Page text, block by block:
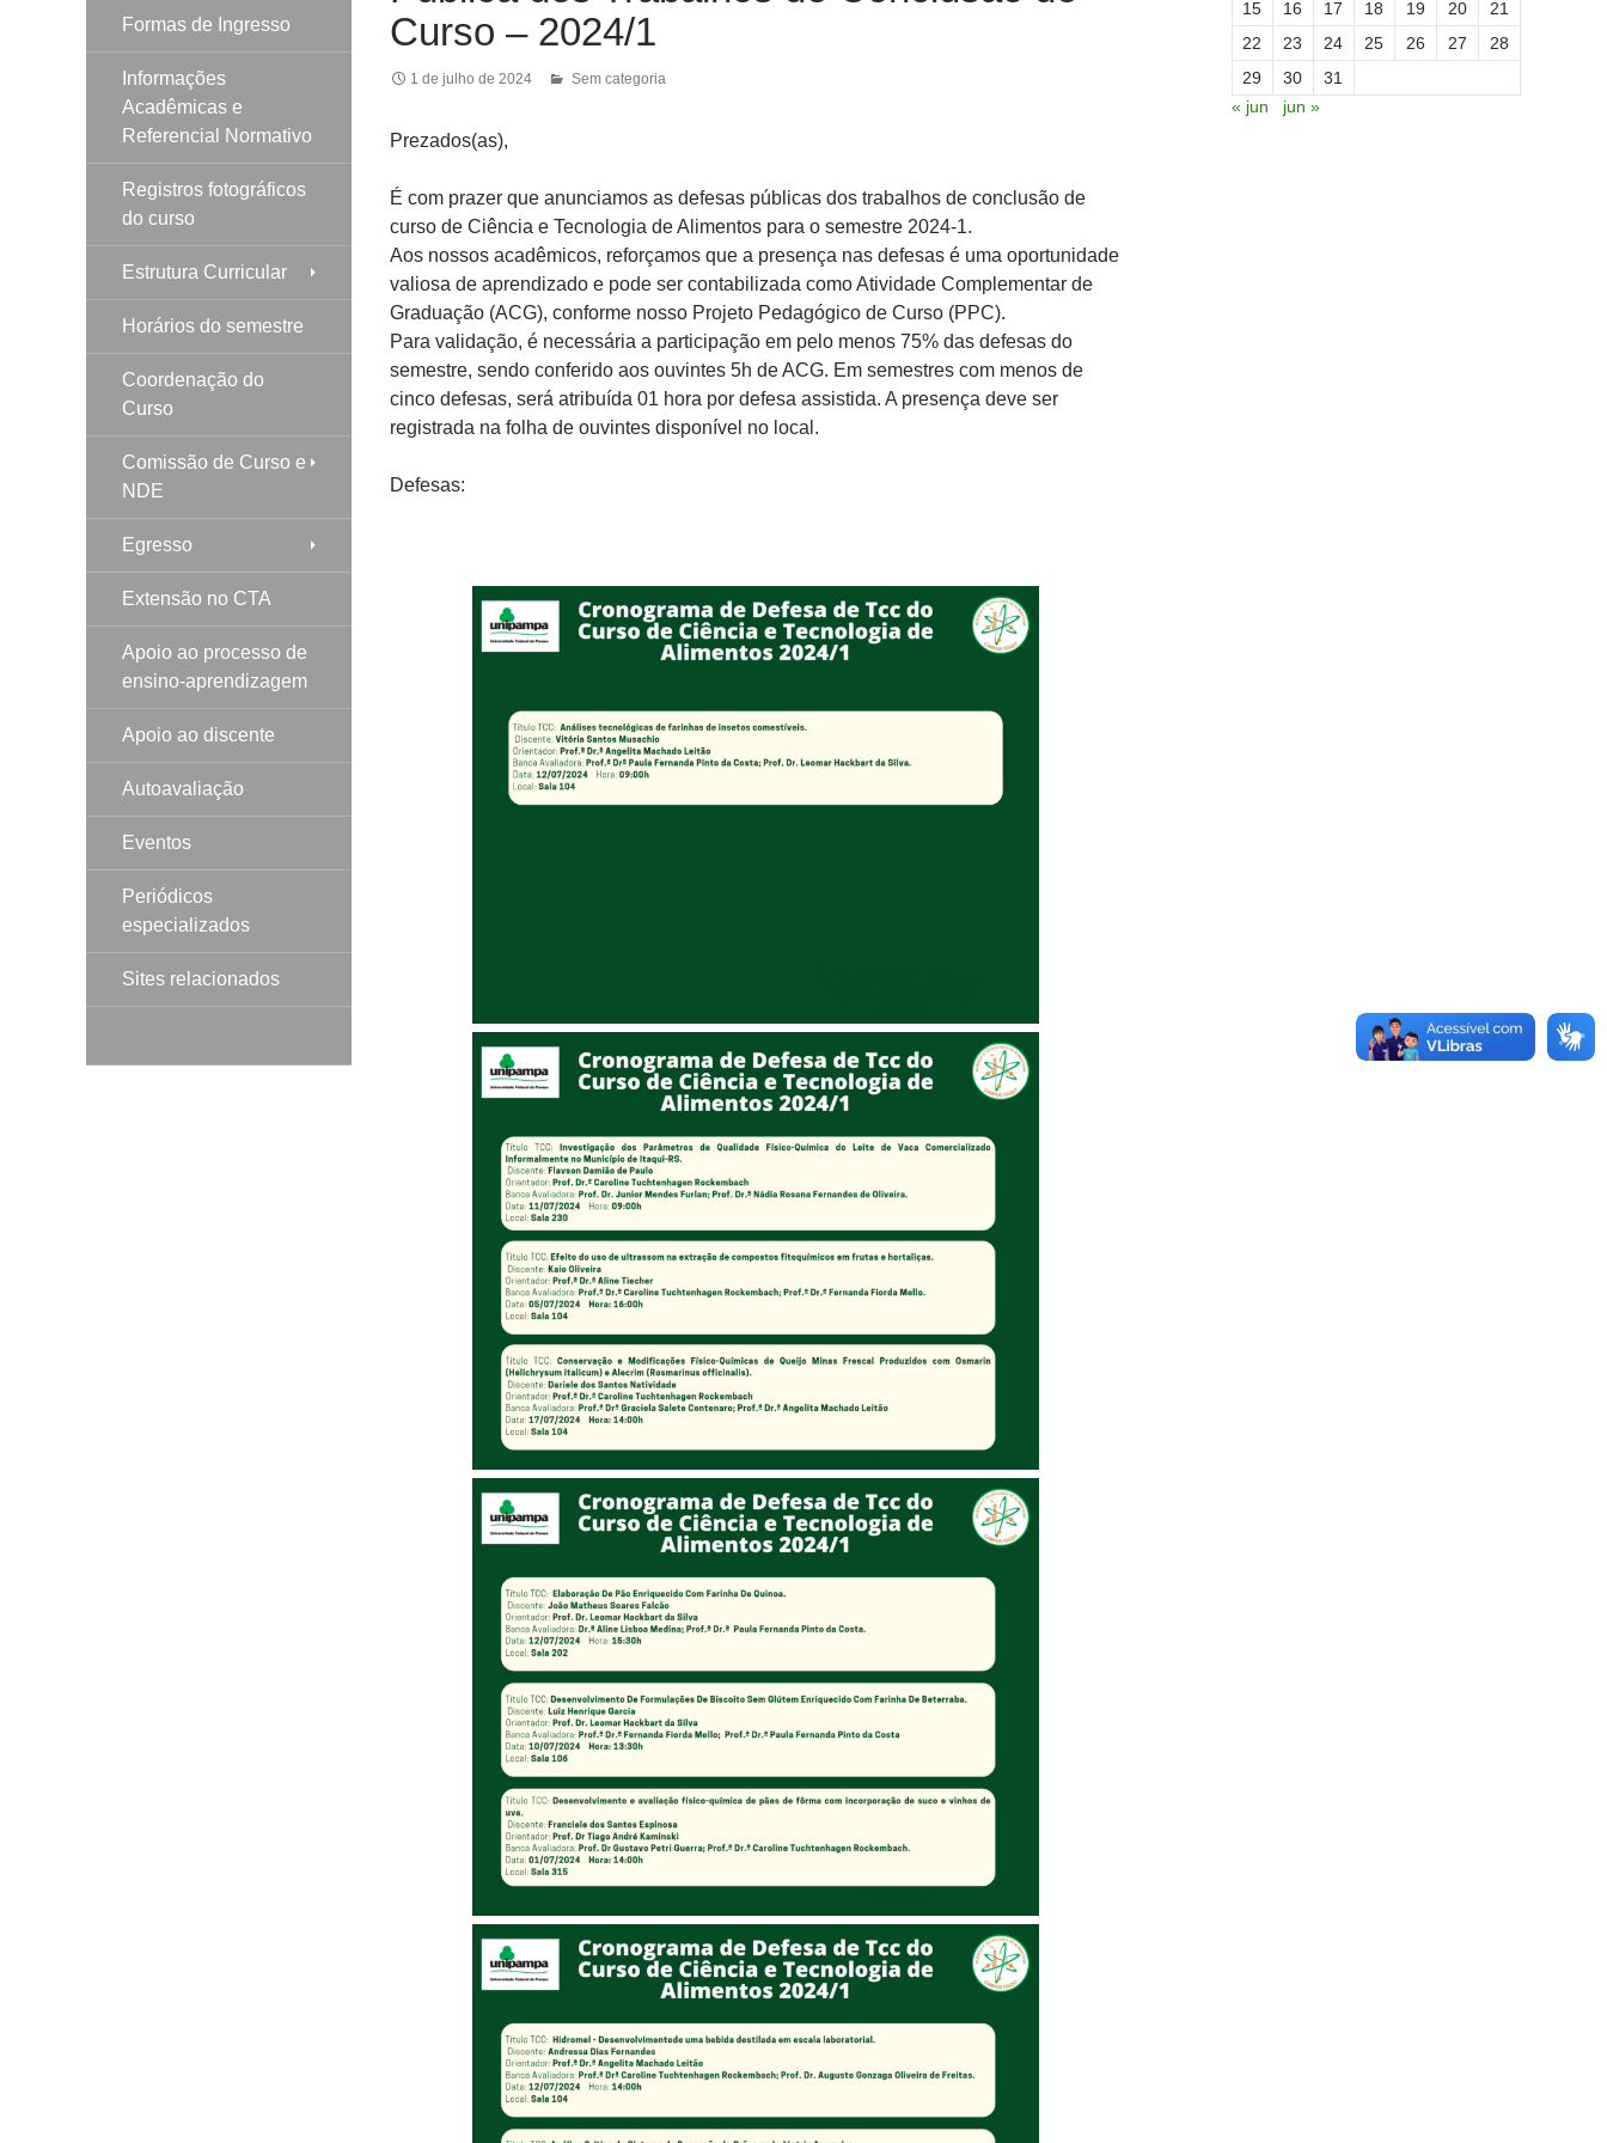
Curso – 2024/1
1 de julho de 2024 Sem categoria
Prezados(as),
É com prazer que anunciamos as defesas públicas dos trabalhos de conclusão de
curso de Ciência e Tecnologia de Alimentos para o semestre 2024-1.
Aos nossos acadêmicos, reforçamos que a presença nas defesas é uma oportunidade
valiosa de aprendizado e pode ser contabilizada como Atividade Complementar de
Graduação (ACG), conforme nosso Projeto Pedagógico de Curso (PPC).
Para validação, é necessária a participação em pelo menos 75% das defesas do
semestre, sendo conferido aos ouvintes 5h de ACG. Em semestres com menos de
cinco defesas, será atribuída 01 hora por defesa assistida. A presença deve ser
registrada na folha de ouvintes disponível no local.
Defesas:
15
16 17 18 19 20
21
22
23 24 25 26 27
28
29
30
31
« jun
jun »
Formas de Ingresso
Informações
Acadêmicas e
Referencial Normativo
Registros fotográficos
do curso
Estrutura Curricular
Horários do semestre
Coordenação do
Curso
Comissão de Curso e
NDE
Egresso
Extensão no CTA
Apoio ao processo de
ensino-aprendizagem
Apoio ao discente
Autoavaliação
Eventos
Periódicos
especializados
Sites relacionados